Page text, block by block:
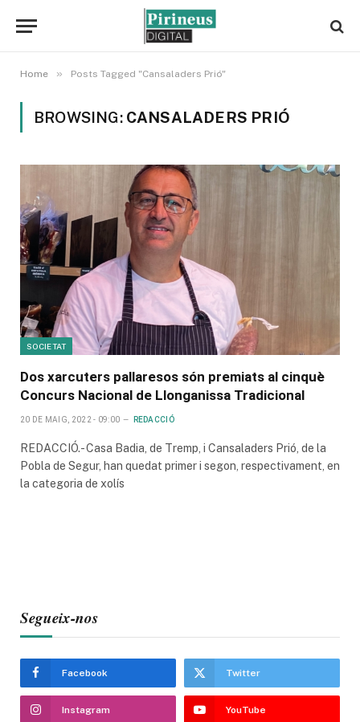
Home » Posts Tagged "Cansaladers Prió"
BROWSING: CANSALADERS PRIÓ
SOCIETAT
Dos xarcuters pallaresos són premiats al cinquè
Concurs Nacional de Llonganissa Tradicional
20 DE MAIG, 2022 - 09:00 REDACCIÓ
REDACCIÓ.- Casa Badia, de Tremp, i Cansaladers Prió, de la
Pobla de Segur, han quedat primer i segon, respectivament, en
la categoria de xolís
Segueix-nos
Facebook Twitter
Instagram YouTube